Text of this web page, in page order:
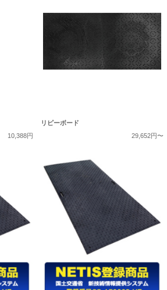
10,388円
リピーボード
29,652円〜